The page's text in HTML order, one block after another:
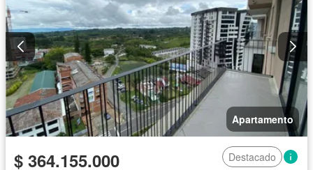
Apartamento
$ 364.155.000
Destacado